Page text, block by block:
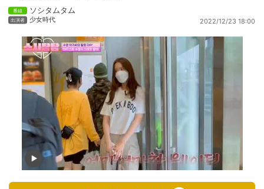
ソシタムタム
少女時代 2022/12/23 18:00